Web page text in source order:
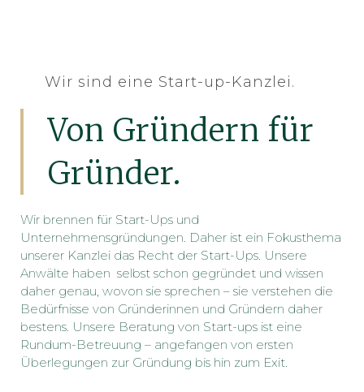
Wir sind eine Start-up-Kanzlei.
Von Gründern für
Gründer.
Wir brennen für Start-Ups und
Unternehmensgründungen. Daher ist ein Fokusthema
unserer Kanzlei das Recht der Start-Ups. Unsere
Anwälte haben selbst schon gegründet und wissen
daher genau, wovon sie sprechen – sie verstehen die
Bedürfnisse von Gründerinnen und Gründern daher
bestens. Unsere Beratung von Start-ups ist eine
Rundum-Betreuung – angefangen von ersten
Überlegungen zur Gründung bis hin zum Exit.